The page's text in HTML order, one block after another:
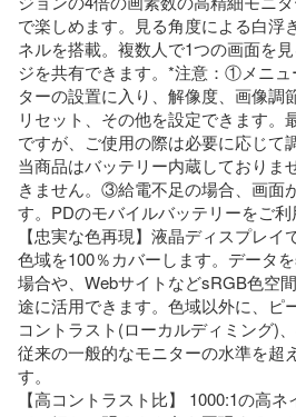
で楽しめます。見る角度による白浮
ネルを搭載。複数人で1つの画面を
ジを共有できます。*注意：①メニュ
ターの設置に入り、解像度、画像調
リセット、その他を設定できます。
ですが、ご使用の際は必要に応じ
当商品はバッテリー内蔵しておりま
きません。③給電不足の場合、画面
す。PDのモバイルバッテリーをご利
【忠実な色再現】液晶ディスプレ
色域を100％カバーします。データ
場合や、WebサイトなどsRGB色空
途に活用できます。色域以外に、ピ
コントラスト(ローカルディミング)
従来の一般的なモニターの水準を超
す。
【高コントラスト比】 1000:1の高